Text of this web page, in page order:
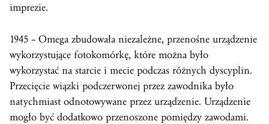
imprezie.
1945 – Omega zbudowała niezależne, przenośne urządzenie
wykorzystujące fotokomórkę, które można było
wykorzystać na starcie i mecie podczas różnych dyscyplin.
Przecięcie wiązki podczerwonej przez zawodnika było
natychmiast odnotowywane przez urządzenie. Urządzenie
mogło być dodatkowo przenoszone pomiędzy zawodami.